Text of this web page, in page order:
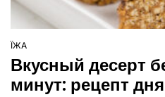
ОПУБЛІКУВАТИ
У
ЇЖА
Вкусный десерт
минут: рецепт дня